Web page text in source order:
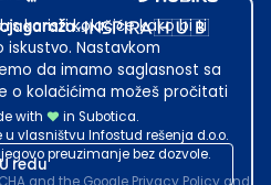
with
in Subotica.
u vlasništvu Infostud rešenja d.o.o.
preuzimanje bez dozvole.
koristi kolačiće kako bi ti
iskustvo. Nastavkom
da imamo saglasnost sa
o kolačićima možeš pročitati
U redu